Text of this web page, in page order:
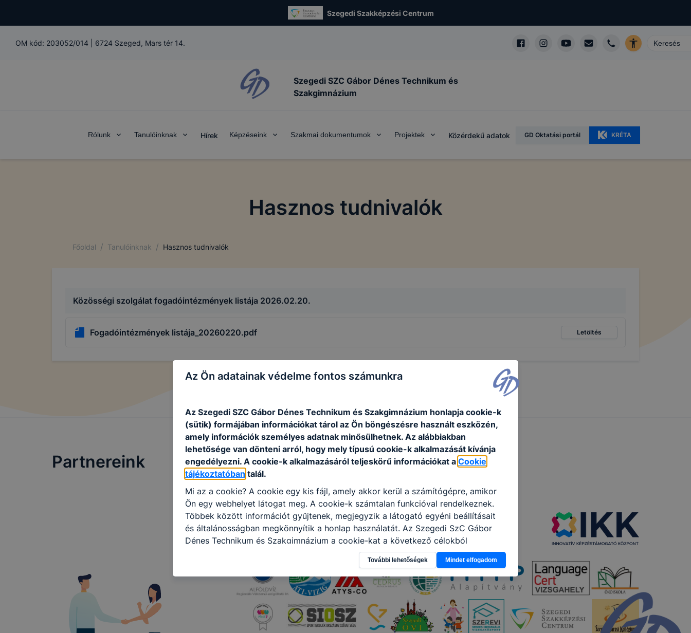
Szegedi Szakképzési Centrum
OM kód: 203052/014 6724 Szeged, Mars tér 14.
Szegedi SZC Gábor Dénes Technikum és
Szakgimnázium
Rólunk Tanulóinknak Hírek Képzéseink Szakmai dokumentumok Projektek Közérdekű adatok GD Oktatási portál KRÉTA
Hasznos tudnivalók
Főoldal / Tanulóinknak / Hasznos tudnivalók
Közösségi szolgálat fogadóintézmények listája 2026.02.20.
Fogadóintézmények listája_20260220.pdf Letöltés
Partnereink
Az Ön adatainak védelme fontos számunkra
Az Szegedi SZC Gábor Dénes Technikum és Szakgimnázium honlapja cookie-k
(sütik) formájában információkat tárol az Ön böngészésre használt eszközén,
amely információk személyes adatnak minősülhetnek. Az alábbiakban
lehetősége van dönteni arról, hogy mely típusú cookie-k alkalmazását kívánja
engedélyezni. A cookie-k alkalmazásáról teljeskörű információkat a Cookie
tájékoztatóban talál.
Mi az a cookie? A cookie egy kis fájl, amely akkor kerül a számítógépre, amikor
Ön egy webhelyet látogat meg. A cookie-k számtalan funkcióval rendelkeznek.
Többek között információt gyűjtenek, megjegyzik a látogató egyéni beállításait
és általánosságban megkönnyítik a honlap használatát. Az Szegedi SzC Gábor
Dénes Technikum és Szakgimnázium a cookie-kat a következő célokból
használja: információ gyűjtése azzal kapcsolatban, hogyan használja Ön a
honlapot -annak felmérésével, hogy a honlap melyik részeit látogatja, vagy
használja leginkább, így megtudhatjuk, hogyan biztosítsunk Önnek még jobb
felhasználói élményt, ha ismét meglátogatja oldalunkat, honlap fejlesztése.
Hogyan ellenőrizheti és hogyan tudja kikapcsolni a cookie-kat? Minden modern
böngésző engedélyezi a cookie-k beállításának a változtatását. A legtöbb
böngésző alapértelmezettként automatikusan elfogadja a cookie-kat, de ezek
További lehetőségek Mindet elfogadom